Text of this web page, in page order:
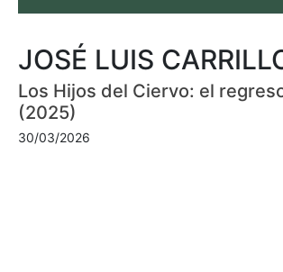
JOSÉ LUIS
Los Hijos del Ciervo: el
(2025)
30/03/2026